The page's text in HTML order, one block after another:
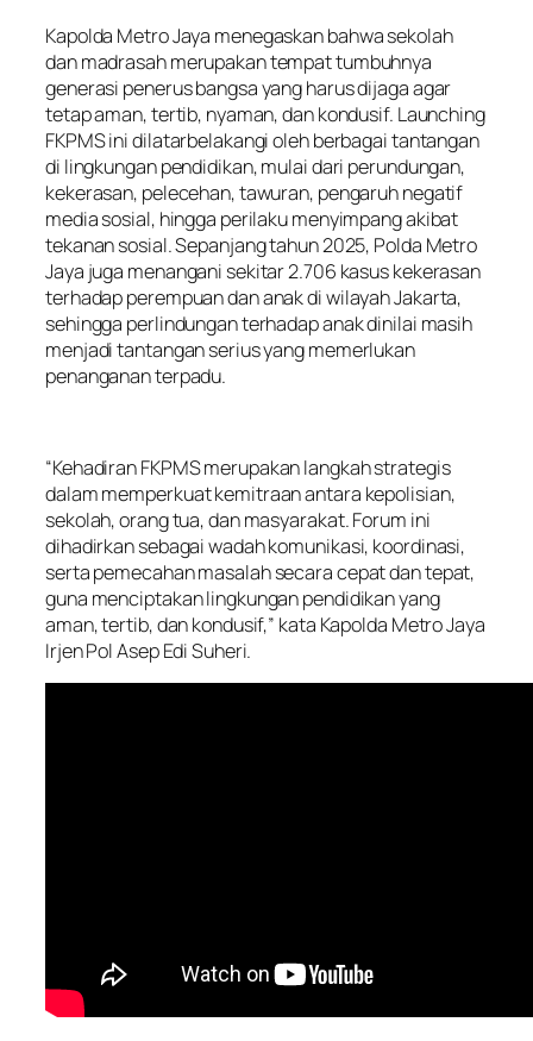
Kapolda Metro Jaya menegaskan bahwa sekolah
dan madrasah merupakan tempat tumbuhnya
generasi penerus bangsa yang harus dijaga agar
tetap aman, tertib, nyaman, dan kondusif. Launching
FKPMS ini dilatarbelakangi oleh berbagai tantangan
di lingkungan pendidikan, mulai dari perundungan,
kekerasan, pelecehan, tawuran, pengaruh negatif
media sosial, hingga perilaku menyimpang akibat
tekanan sosial. Sepanjang tahun 2025, Polda Metro
Jaya juga menangani sekitar 2.706 kasus kekerasan
terhadap perempuan dan anak di wilayah Jakarta,
sehingga perlindungan terhadap anak dinilai masih
menjadi tantangan serius yang memerlukan
penanganan terpadu.
“Kehadiran FKPMS merupakan langkah strategis
dalam memperkuat kemitraan antara kepolisian,
sekolah, orang tua, dan masyarakat. Forum ini
dihadirkan sebagai wadah komunikasi, koordinasi,
serta pemecahan masalah secara cepat dan tepat,
guna menciptakan lingkungan pendidikan yang
aman, tertib, dan kondusif,” kata Kapolda Metro Jaya
Irjen Pol Asep Edi Suheri.